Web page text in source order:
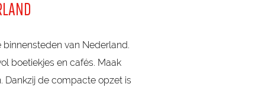
van Nederland.
boetiekjes en cafés. Maak
de compacte opzet is